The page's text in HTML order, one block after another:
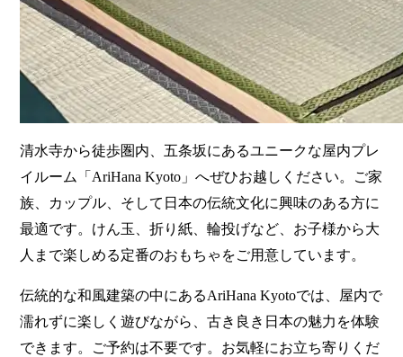
清水寺から徒歩圏内、五条坂にあるユニークな屋内プレ
イルーム「AriHana Kyoto」へぜひお越しください。ご家
族、カップル、そして日本の伝統文化に興味のある方に
最適です。けん玉、折り紙、輪投げなど、お子様から大
人まで楽しめる定番のおもちゃをご用意しています。
伝統的な和風建築の中にあるAriHana Kyotoでは、屋内で
濡れずに楽しく遊びながら、古き良き日本の魅力を体験
できます。ご予約は不要です。お気軽にお立ち寄りくだ